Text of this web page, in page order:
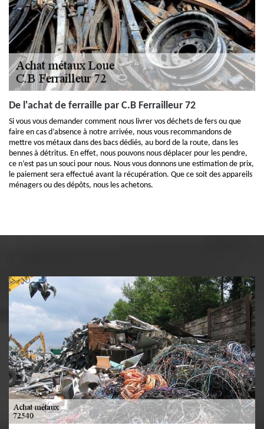
De l'achat de ferraille par C.B Ferrailleur 72
Si vous vous demander comment nous livrer vos déchets de fers ou que
faire en cas d’absence à notre arrivée, nous vous recommandons de
mettre vos métaux dans des bacs dédiés, au bord de la route, dans les
bennes à détritus. En effet, nous pouvons nous déplacer pour les pendre,
ce n’est pas un souci pour nous. Nous vous donnons une estimation de prix,
le paiement sera effectué avant la récupération. Que ce soit des appareils
ménagers ou des dépôts, nous les achetons.